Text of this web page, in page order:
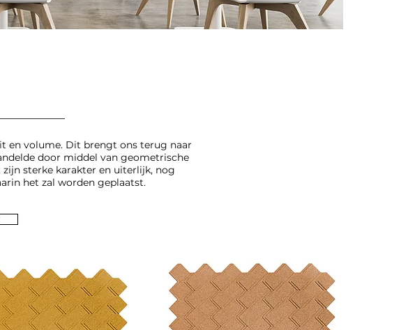
en volume. Dit brengt ons terug naar
door middel van geometrische
sterke karakter en uiterlijk, nog
het zal worden geplaatst.